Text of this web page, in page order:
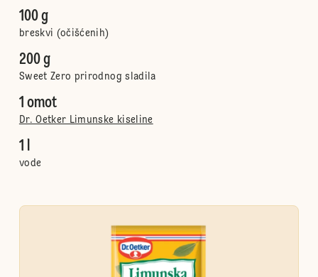
100 g
breskvi (očišćenih)
200 g
Sweet Zero prirodnog sladila
1 omot
Dr. Oetker Limunske kiseline
1 l
vode